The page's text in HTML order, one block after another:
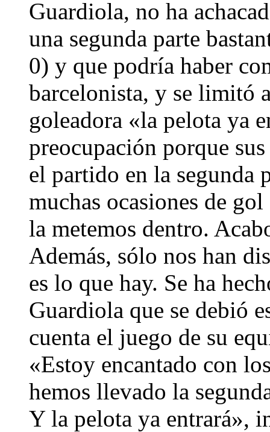
Guardiola, no ha
una segunda parte
0) y que podría haber
barcelonista, y se limitó
goleadora «la pelota ya
preocupación porque
el partido en la segunda
muchas ocasiones de
la metemos dentro.
Además, sólo nos han
es lo que hay. Se ha
Guardiola que se debió
cuenta el juego de su
«Estoy encantado con
hemos llevado la
Y la pelota ya entrará»,